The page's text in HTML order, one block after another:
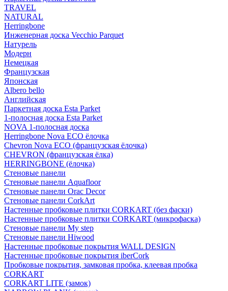
TRAVEL
NATURAL
Herringbone
Инженерная доска Vecchio Parquet
Натурель
Модерн
Немецкая
Французская
Японская
Albero bello
Английская
Паркетная доска Esta Parket
1-полосная доска Esta Parket
NOVA 1-полосная доска
Herringbone Nova ECO ёлочка
Chevron Nova ECO (французская ёлочка)
CHEVRON (французская ёлка)
HERRINGBONE (ёлочка)
Стеновые панели
Стеновые панели Aquafloor
Стеновые панели Orac Decor
Стеновые панели CorkArt
Настенные пробковые плитки CORKART (без фаски)
Настенные пробковые плитки CORKART (микрофаска)
Стеновые панели My step
Стеновые панели Hiwood
Настенные пробковые покрытия WALL DESIGN
Настенные пробковые покрытия iberCork
Пробковые покрытия, замковая пробка, клеевая пробка
CORKART
CORKART LITE (замок)